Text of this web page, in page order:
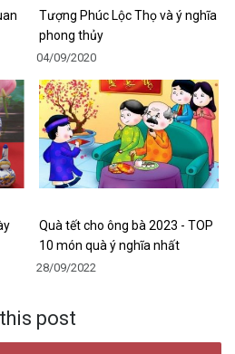
Tượng Phúc Lộc Thọ và ý nghĩa
phong thủy
04/09/2020
Quà tết cho ông bà 2023 - TOP
10 món quà ý nghĩa nhất
28/09/2022
post